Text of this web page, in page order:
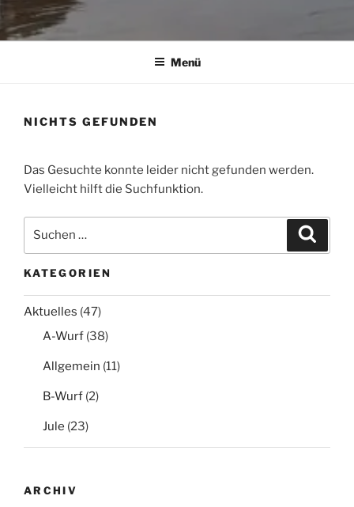
Menü
NICHTS GEFUNDEN
Das Gesuchte konnte leider nicht gefunden werden.
Vielleicht hilft die Suchfunktion.
nach:
KATEGORIEN
Aktuelles (47)
A-Wurf (38)
Allgemein (11)
B-Wurf (2)
Jule (23)
ARCHIV